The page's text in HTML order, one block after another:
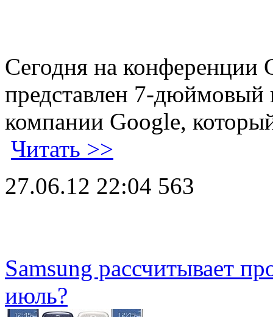
Сегодня на
представлен 7-
компании Google,
Читать >>
27.06.12 22:04 563
Samsung рассчитывает
июль?